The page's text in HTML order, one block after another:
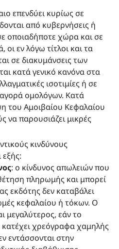
επενδύει κυρίως σε
από κυβερνήσεις ή
οποιαδήποτε χώρα και σε
εν λόγω τίτλοι και τα
σε διακυμάνσεις των
κατά γενικό κανόνα στα
ισοτιμίες ή σε
ομολόγων. Κατά
του Αμοιβαίου Κεφαλαίου
να παρουσιάζει μικρές
κινδύνους
εξής:
: ο κίνδυνος απωλειών που
πληρωμής και μπορεί
εκδότης δεν καταβάλει
κεφαλαίου ή τόκων. Ο
μεγαλύτερος, εάν το
χρεόγραφα χαμηλής
εντάσσονται στην